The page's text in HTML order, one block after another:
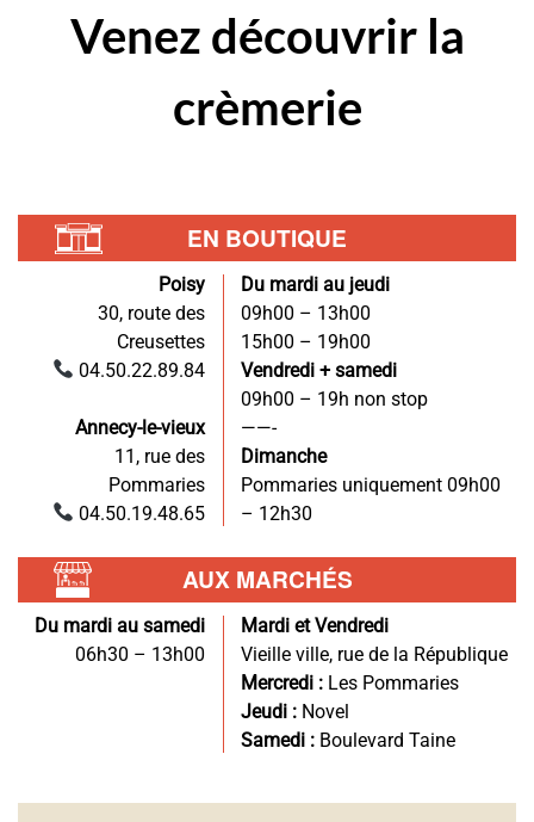
page
Venez découvrirla
crèmerie
EN BOUTIQUE
Poisy
30, route des
Creusettes
04.50.22.89.84
Annecy-le-vieux
11, rue des
Pommaries
04.50.19.48.65
Du mardi au jeudi
09h00 – 13h00
15h00 – 19h00
Vendredi + samedi
09h00 – 19h non stop
——-
Dimanche
Pommaries uniquement 09h00
– 12h30
AUX MARCHÉS
Du mardi au samedi
06h30 – 13h00
Mardi et Vendredi
Vieille ville, rue de la République
Mercredi : Les Pommaries
Jeudi : Novel
Samedi : Boulevard Taine